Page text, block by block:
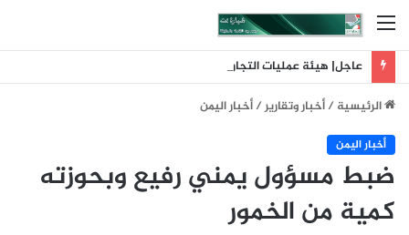
القائمة
الرئيسية/أخبار وتقارير/أخبار اليمن
أخبار اليمن
ضبط مسؤول يمني رفيع وبحوزته
كمية من الخمور